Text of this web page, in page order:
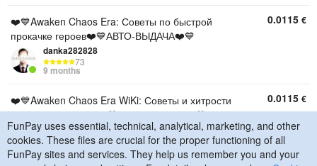
❤️💙Awaken Chaos Era: Советы по быстрой
прокачке героев❤️💙АВТО-ВЫДАЧА❤️💙
danka282828
73
9 months
0.0115 €
❤️💙Awaken Chaos Era WiKi: Советы и хитрости
прохождения игры❤️💙АВТО-ВЫДАЧА❤️💙
danka282828
73
9 months
0.0115 €
FunPay uses essential, technical, analytical, marketing, and other
cookies. These files are crucial for the proper functioning of all
FunPay sites and services. They help us remember you and your